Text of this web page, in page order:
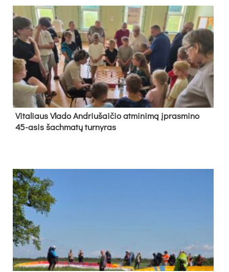
Vi­ta­liaus Vla­do And­riu­šai­čio at­mi­ni­mą įpras­mi­no
45-asis šach­ma­tų tur­ny­ras